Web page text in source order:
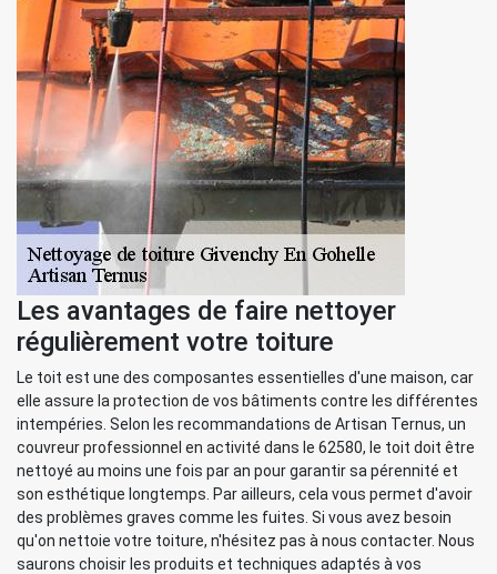
Les avantages de faire nettoyer
régulièrement votre toiture
Le toit est une des composantes essentielles d'une maison, car
elle assure la protection de vos bâtiments contre les différentes
intempéries. Selon les recommandations de Artisan Ternus, un
couvreur professionnel en activité dans le 62580, le toit doit être
nettoyé au moins une fois par an pour garantir sa pérennité et
son esthétique longtemps. Par ailleurs, cela vous permet d'avoir
des problèmes graves comme les fuites. Si vous avez besoin
qu'on nettoie votre toiture, n'hésitez pas à nous contacter. Nous
saurons choisir les produits et techniques adaptés à vos